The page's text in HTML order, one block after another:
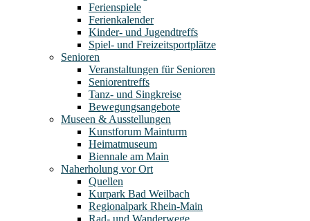
Ferienspiele
Ferienkalender
Kinder- und Jugendtreffs
Spiel- und Freizeitsportplätze
Senioren
Veranstaltungen für Senioren
Seniorentreffs
Tanz- und Singkreise
Bewegungsangebote
Museen & Ausstellungen
Kunstforum Mainturm
Heimatmuseum
Biennale am Main
Naherholung vor Ort
Quellen
Kurpark Bad Weilbach
Regionalpark Rhein-Main
Rad- und Wanderwege